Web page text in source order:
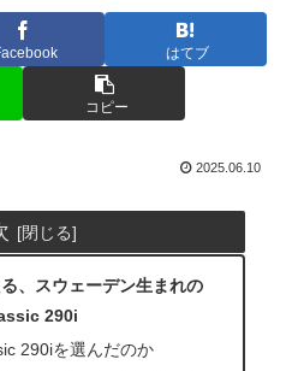
はてブ
コピー
2025.06.10
、スウェーデン生まれの
290i
290iを選んだのか